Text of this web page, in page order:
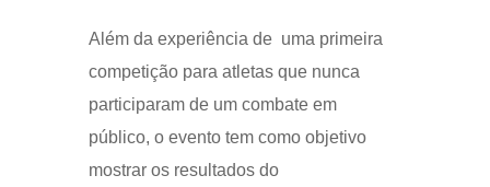
Além da experiência de uma primeira
competição para atletas que nunca
participaram de um combate em
público, o evento tem como objetivo
mostrar os resultados do